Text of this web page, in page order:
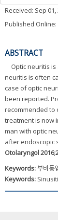
Received: Sep 01,
Published Online:
ABSTRACT
Optic neuritis
neuritis is often
case of optic
been reported.
recommended to
treatment is now
man with optic
after endoscopic
Otolaryngol
Keywords:부비동
Keywords: